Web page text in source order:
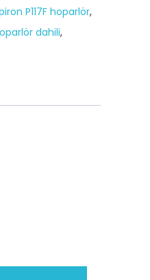
P117F hoparlör,
dahili,